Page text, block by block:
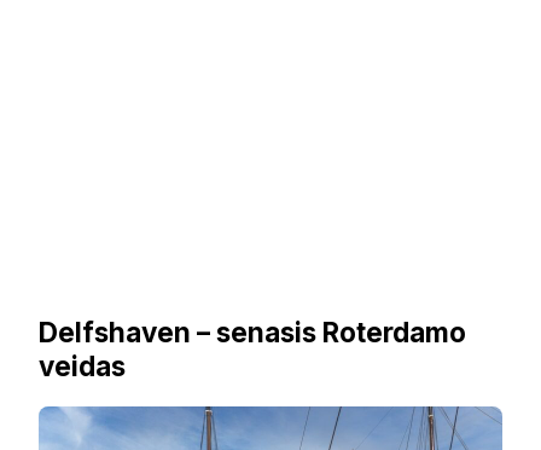
Delfshaven – senasis Roterdamo
veidas